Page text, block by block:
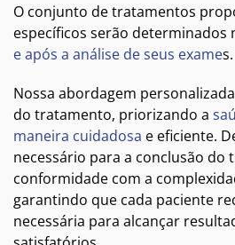
O conjunto de tratamentos
específicos serão determinados
e após a análise de seus exames.
Nossa abordagem
do tratamento, priorizando a
maneira cuidadosa e eficiente.
necessário para a conclusão do
conformidade com a
garantindo que cada paciente
necessária para alcançar